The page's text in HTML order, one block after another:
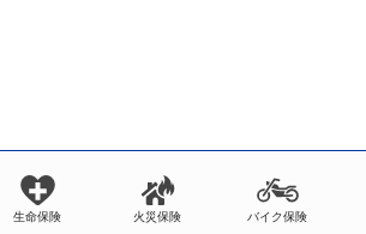
生命保険 火災保険 バイク保険